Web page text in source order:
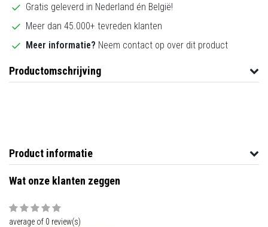
Gratis geleverd in Nederland én België!
Meer dan 45.000+ tevreden klanten
Meer informatie? Neem contact op over dit product
Productomschrijving
Product informatie
Wat onze klanten zeggen
average of 0 review(s)